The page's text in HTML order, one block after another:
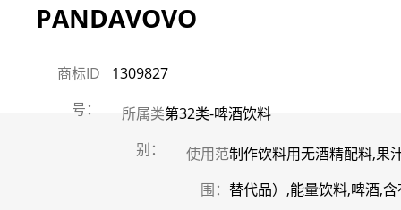
PANDAVOVO
商标ID
号：
1309827
所属类
别：
第32类-啤酒饮料
使用范
围：
制作饮料用无酒精配料,果
替代品）,能量饮料,啤酒,